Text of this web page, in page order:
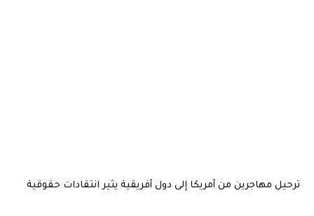
ترحيل مهاجرين من أمريكا إلى دول أفريقية يثير انتقادات حقوقية